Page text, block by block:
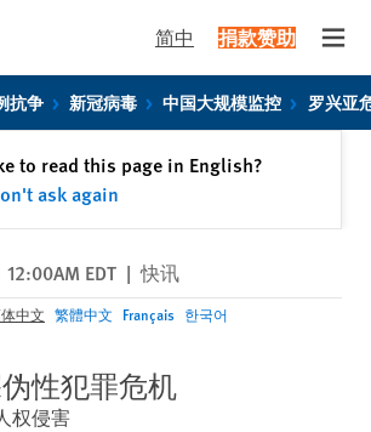
简中 捐款赞助
抗争 新冠病毒 中国大规模监控 罗兴亚
to read this page in English?
ask again
EDT | 快讯
中文 繁體中文 Français 한국어
性犯罪危机
权侵害